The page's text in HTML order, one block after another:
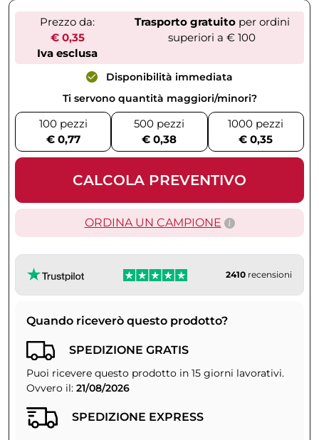
Prezzo da:
€ 0,35
Iva esclusa
Trasporto gratuitoper ordini
superiori a € 100
Disponibilità immediata
Ti servono quantità maggiori/minori?
100 pezzi
€ 0,77
500 pezzi
€ 0,38
1000 pezzi
€ 0,35
CALCOLA PREVENTIVO
ORDINA UN CAMPIONE
2410 recensioni
Quando riceverò questo prodotto?
SPEDIZIONE GRATIS
Puoi ricevere questo prodotto in 15 giorni lavorativi.
Ovvero il: 21/08/2026
SPEDIZIONE EXPRESS